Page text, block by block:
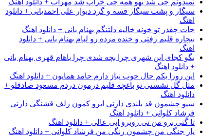
سیگار و پشت سیگار قسه و گرد دیوار علی احمدیانی + دانلود
اهنگ
جات چقدر تو خونه خالیه دلتنگم بهنام بانی + دانلود اهنگ
بیچاره قلبم رفتی و خنده مرده رو لبام بهنام بانی + دانلود
اهنگ
بگو کجای این شهری چرا بچه شدی چرا باهام قهری بهنام بانی
+ دانلود اهنگ
این روزا یکم حال خوب نیاز دارم حامد همایون + دانلود اهنگ
مثل گل نشستی تو باغچه قلبم درمون دردم مسعود صادقلو +
دانلود اهنگ
سیو چشمون قد بلندی دارنی ابرو کمون زلف قشنگی دارنی
فرشاد کلوانی + دانلود اهنگ
تا گنی برو من تی روبرو ابی عالی + دانلود اهنگ
یار جنگی من چشمون رنگی من فرشاد کلوانی + دانلود اهنگ